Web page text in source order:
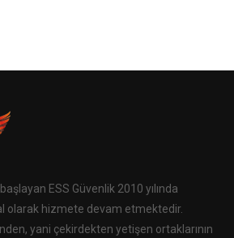
ESS Güvenlik 2010 yılında
olarak hizmete devam etmektedir.
yani çekirdekten yetişen ortaklarının